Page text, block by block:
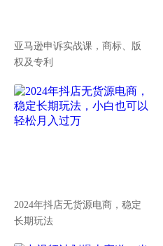
亚马逊申诉实战课，商标、版
权及专利
2024年抖店无货源电商，稳定
长期玩法